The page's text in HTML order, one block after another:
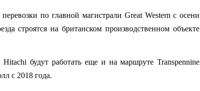
по главной магистрали Great Western с осени
строятся на британском производственном объекте
будут работать еще и на маршруте Transpennine
с 2018 года.